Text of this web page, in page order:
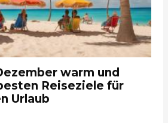
warm und
Reiseziele für
Urlaub